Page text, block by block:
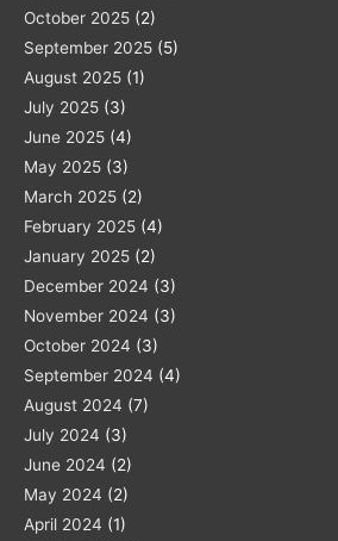
October 2025 (2)
September 2025 (5)
August 2025 (1)
July 2025 (3)
June 2025 (4)
May 2025 (3)
March 2025 (2)
February 2025 (4)
January 2025 (2)
December 2024 (3)
November 2024 (3)
October 2024 (3)
September 2024 (4)
August 2024 (7)
July 2024 (3)
June 2024 (2)
May 2024 (2)
April 2024 (1)